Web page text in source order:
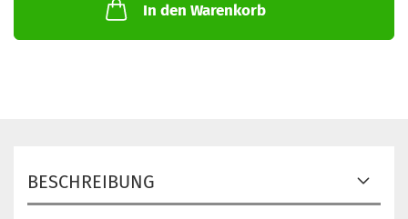
In den Warenkorb
BESCHREIBUNG